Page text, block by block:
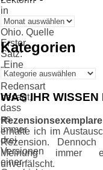
in
Cincinnati,
Ohio. Quelle
Erster
Satz:
„Eine
alte
Redensart
besagt,
dass
es
immer
drei
Versionen
einer
Archiv
Kategorien
Kategorien
WAS IHR WISSEN
Rezensionsexemplare
erhalte ich im
Rezension.
Meinung immer
unverfälscht.